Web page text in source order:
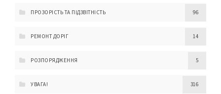
ПРОЗОРІСТЬ ТА ПІДЗВІТНІСТЬ 96
РЕМОНТ ДОРІГ 14
РОЗПОРЯДЖЕННЯ 5
УВАГА! 316